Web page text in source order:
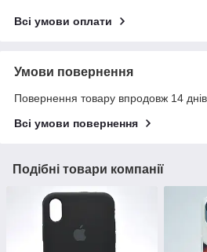
Всі умови оплати
Умови повернення
Повернення товару впродовж 14
Всі умови повернення
Подібні товари компанії